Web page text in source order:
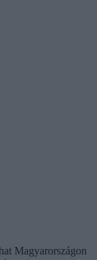
Magyarországon